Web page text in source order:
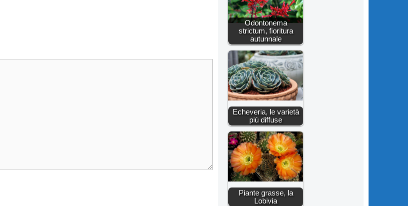
Odontonema
strictum, fioritura
autunnale
Echeveria, le varietà
più diffuse
Piante grasse, la
Lobivia